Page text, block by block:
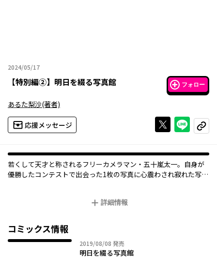
2024/05/17
2024年05月17日
【特別編②】 明日を綴る写真館 フォロー
あるた梨沙(著者)
応援メッセージ Xで投稿する
ライン
コピー
若くして天才と称されるフリーカメラマン・五十嵐太一。自身が
優勝したコンテストで出会った1枚の写真に心震わされ寂れた写真
詳細情報
コミックス情報
2019/08/08 2019年08月08日
発売
明日を綴る写真館